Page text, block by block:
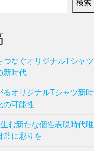
検索
つなぐオリジナルTシャツ
新時代
るオリジナルTシャツ新時
の可能性
む新たな個性表現時代唯
常に彩りを